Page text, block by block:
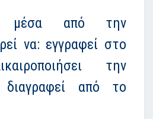
μέσα από την
να: εγγραφεί στο
την
από το